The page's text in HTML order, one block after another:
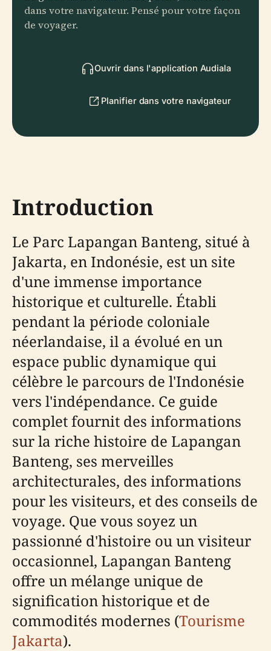
dans votre navigateur. Pensé pour votre façon
de voyager.
Ouvrir dans l'application Audiala
Planifier dans votre navigateur
Introduction
Le Parc Lapangan Banteng, situé à
Jakarta, en Indonésie, est un site
d'une immense importance
historique et culturelle. Établi
pendant la période coloniale
néerlandaise, il a évolué en un
espace public dynamique qui
célèbre le parcours de l'Indonésie
vers l'indépendance. Ce guide
complet fournit des informations
sur la riche histoire de Lapangan
Banteng, ses merveilles
architecturales, des informations
pour les visiteurs, et des conseils de
voyage. Que vous soyez un
passionné d'histoire ou un visiteur
occasionnel, Lapangan Banteng
offre un mélange unique de
signification historique et de
commodités modernes (Tourisme
Jakarta).